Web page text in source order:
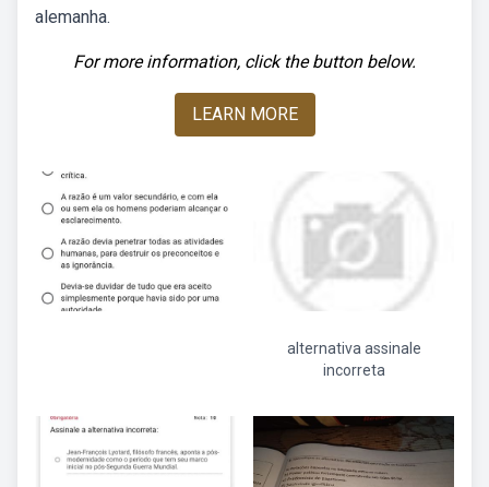
alemanha.
For more information, click the button below.
LEARN MORE
alternativa assinale
incorreta